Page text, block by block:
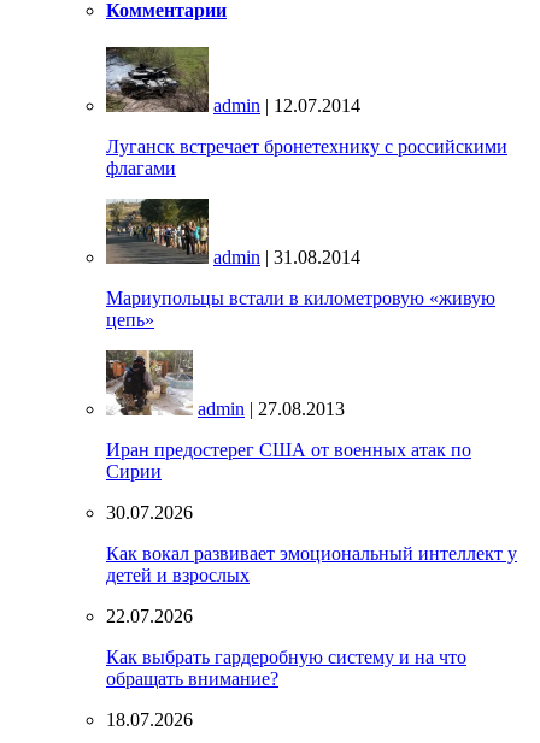
Комментарии
admin | 12.07.2014
Луганск встречает бронетехнику с российскими
флагами
admin | 31.08.2014
Мариупольцы встали в километровую «живую
цепь»
admin | 27.08.2013
Иран предостерег США от военных атак по
Сирии
30.07.2026
Как вокал развивает эмоциональный интеллект у
детей и взрослых
22.07.2026
Как выбрать гардеробную систему и на что
обращать внимание?
18.07.2026